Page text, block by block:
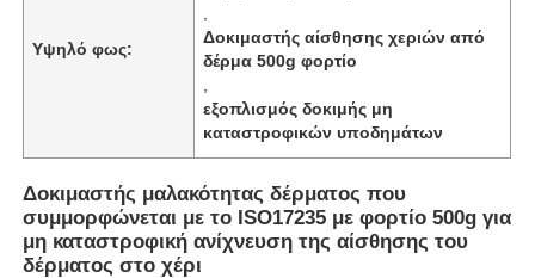
Υψηλό φως:
Δοκιμαστής αίσθησης χεριών από
δέρμα 500g φορτίο
εξοπλισμός δοκιμής μη
καταστροφικών υποδημάτων
Δοκιμαστής μαλακότητας δέρματος που
συμμορφώνεται με το ISO17235 με φορτίο 500g για
μη καταστροφική ανίχνευση της αίσθησης του
δέρματος στο χέρι